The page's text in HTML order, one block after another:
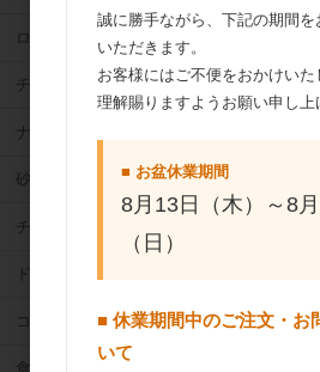
ロングライフ牛乳
チーズ
ナッツ
砂糖
チョコレート
ドライフルーツ
食用油
誠に勝手ながら、下記の期間を
いただきます。
お客様にはご不便をおかけい
理解賜りますようお願い申し上
■ お盆休業期間
8月13日（木）～8
（日）
■ 休業期間中のご注文・お
いて